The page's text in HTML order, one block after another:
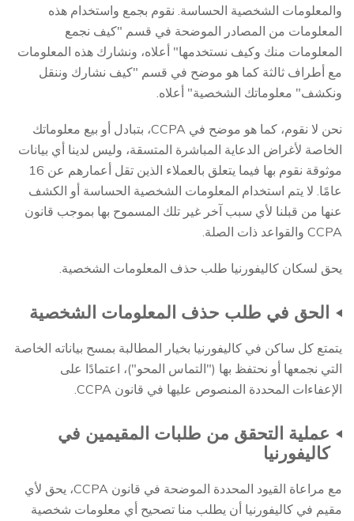
والمعلومات الشخصية الحساسة. نقوم بجمع واستخدام هذه
المعلومات من المصادر الموضحة في قسم "كيف نجمع
المعلومات منك وكيف نستخدمها" أعلاه، ونشارك هذه المعلومات
مع أطراف ثالثة كما هو موضح في قسم "كيف نشارك وننقل
ونكشف" معلوماتك الشخصية" أعلاه.
نحن لا نقوم، كما هو موضح في CCPA، بتبادل أو بيع معلوماتك
الخاصة لأغراض الدعاية المباشرة المتسقة، وليس لدينا أي بيانات
موثوقة نقوم بها فيما يتعلق بالعملاء الذين تقل أعمارهم عن 16
عامًا. لا يتم استخدام المعلومات الشخصية الحساسة أو الكشف
عنها من قبلنا لأي سبب آخر غير تلك المسموح بها بموجب قانون
CCPA والقواعد ذات الصلة.
يحق لسكان كاليفورنيا طلب حذف المعلومات الشخصية.
الحق في طلب حذف المعلومات الشخصية
يتمتع كل ساكن في كاليفورنيا بخيار المطالبة بمسح بياناته الخاصة
التي نجمعها أو نحتفظ بها ("التماس المحو")، اعتمادًا على
الإعفاءات المحددة المنصوص عليها في قانون CCPA.
عملية التحقق من طلبات المقيمين في
كاليفورنيا
مع مراعاة القيود المحددة الموضحة في قانون CCPA، يحق لأي
مقيم في كاليفورنيا أن يطلب منا تصحيح أي معلومات شخصية